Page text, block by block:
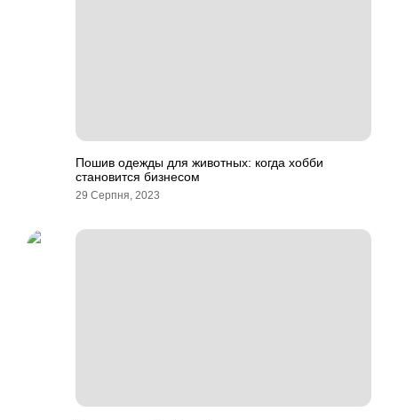
Пошив одежды для животных: когда хобби
становится бизнесом
29 Серпня, 2023